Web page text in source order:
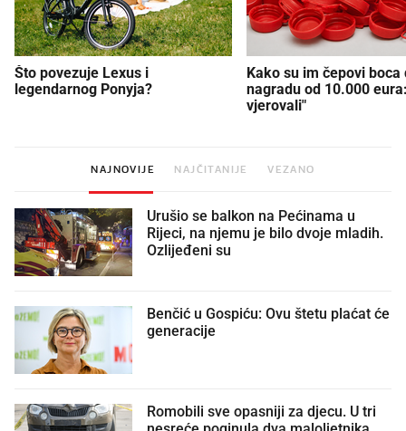
Što povezuje Lexus i
legendarnog Ponyja?
Kako su im čepovi boca
nagradu od 10.000
vjerovali"
NAJNOVIJE NAJČITANIJE VEZANO
Urušio se balkon na Pećinama u
Rijeci, na njemu je bilo dvoje mladih.
Ozlijeđeni su
Benčić u Gospiću: Ovu štetu plaćat će
generacije
Romobili sve opasniji za djecu. U tri